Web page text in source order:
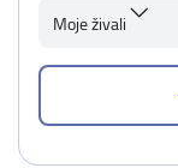
Moje živali